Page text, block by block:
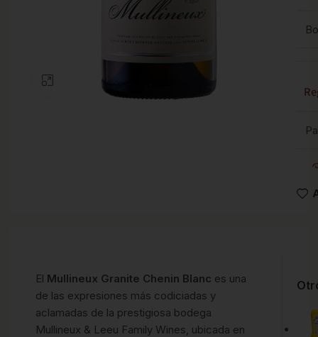
Clic para ampliar
El Mullineux Granite Chenin Blanc es una
de las expresiones más codiciadas y
aclamadas de la prestigiosa bodega
Mullineux & Leeu Family Wines, ubicada en